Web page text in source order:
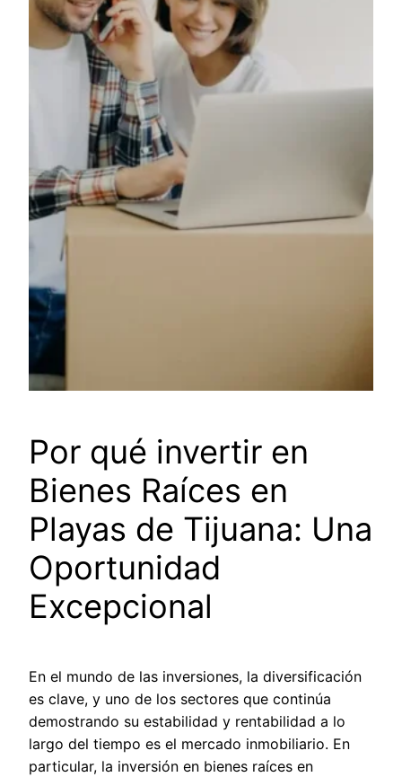
Por qué invertir en
Bienes Raíces en
Playas de Tijuana: Una
Oportunidad
Excepcional
En el mundo de las inversiones, la diversificación
es clave, y uno de los sectores que continúa
demostrando su estabilidad y rentabilidad a lo
largo del tiempo es el mercado inmobiliario. En
particular, la inversión en bienes raíces en